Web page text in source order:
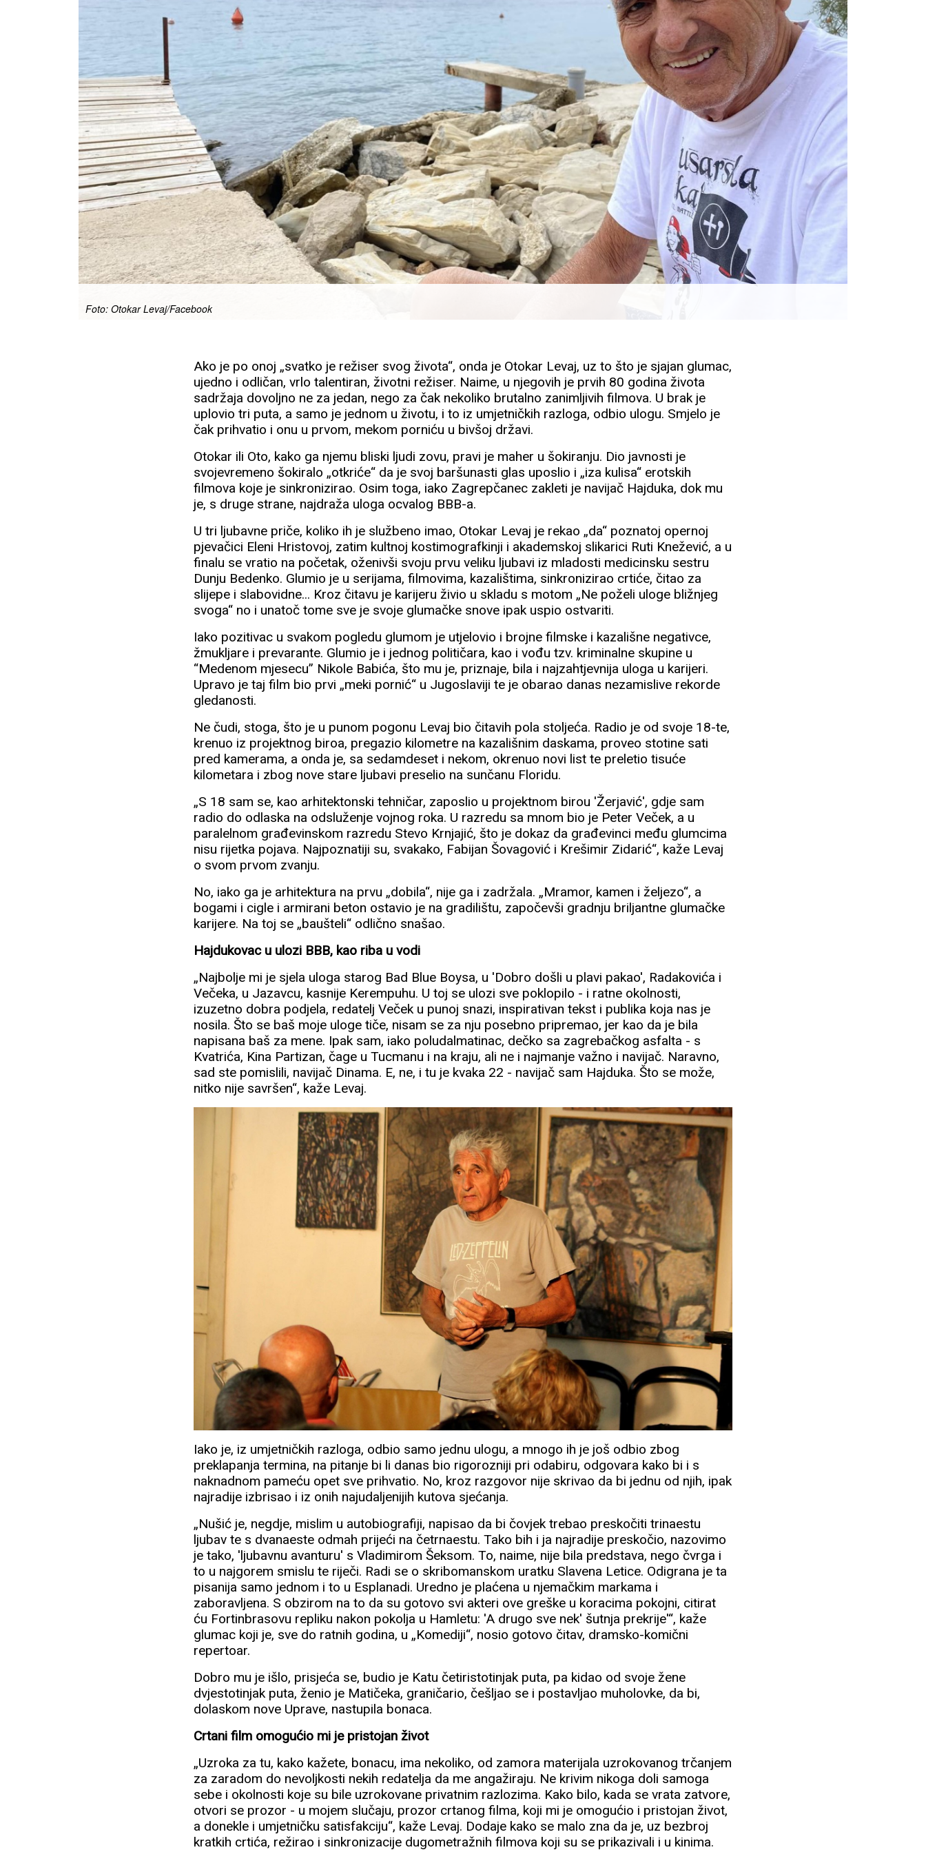
Foto: Otokar Levaj/Facebook
Ako je po onoj „svatko je režiser svog života“, onda je Otokar Levaj, uz to što je sjajan glumac,
ujedno i odličan, vrlo talentiran, životni režiser. Naime, u njegovih je prvih 80 godina života
sadržaja dovoljno ne za jedan, nego za čak nekoliko brutalno zanimljivih filmova. U brak je
uplovio tri puta, a samo je jednom u životu, i to iz umjetničkih razloga, odbio ulogu. Smjelo je
čak prihvatio i onu u prvom, mekom porniću u bivšoj državi.
Otokar ili Oto, kako ga njemu bliski ljudi zovu, pravi je maher u šokiranju. Dio javnosti je
svojevremeno šokiralo „otkriće“ da je svoj baršunasti glas uposlio i „iza kulisa“ erotskih
filmova koje je sinkronizirao. Osim toga, iako Zagrepčanec zakleti je navijač Hajduka, dok mu
je, s druge strane, najdraža uloga ocvalog BBB-a.
U tri ljubavne priče, koliko ih je službeno imao, Otokar Levaj je rekao „da“ poznatoj opernoj
pjevačici Eleni Hristovoj, zatim kultnoj kostimografkinji i akademskoj slikarici Ruti Knežević, a u
finalu se vratio na početak, oženivši svoju prvu veliku ljubavi iz mladosti medicinsku sestru
Dunju Bedenko. Glumio je u serijama, filmovima, kazalištima, sinkronizirao crtiće, čitao za
slijepe i slabovidne... Kroz čitavu je karijeru živio u skladu s motom „Ne poželi uloge bližnjeg
svoga“ no i unatoč tome sve je svoje glumačke snove ipak uspio ostvariti.
Iako pozitivac u svakom pogledu glumom je utjelovio i brojne filmske i kazališne negativce,
žmukljare i prevarante. Glumio je i jednog političara, kao i vođu tzv. kriminalne skupine u
“Medenom mjesecu” Nikole Babića, što mu je, priznaje, bila i najzahtjevnija uloga u karijeri.
Upravo je taj film bio prvi „meki pornić“ u Jugoslaviji te je obarao danas nezamislive rekorde
gledanosti.
Ne čudi, stoga, što je u punom pogonu Levaj bio čitavih pola stoljeća. Radio je od svoje 18-te,
krenuo iz projektnog biroa, pregazio kilometre na kazališnim daskama, proveo stotine sati
pred kamerama, a onda je, sa sedamdeset i nekom, okrenuo novi list te preletio tisuće
kilometara i zbog nove stare ljubavi preselio na sunčanu Floridu.
„S 18 sam se, kao arhitektonski tehničar, zaposlio u projektnom birou 'Žerjavić', gdje sam
radio do odlaska na odsluženje vojnog roka. U razredu sa mnom bio je Peter Veček, a u
paralelnom građevinskom razredu Stevo Krnjajić, što je dokaz da građevinci među glumcima
nisu rijetka pojava. Najpoznatiji su, svakako, Fabijan Šovagović i Krešimir Zidarić“, kaže Levaj
o svom prvom zvanju.
No, iako ga je arhitektura na prvu „dobila“, nije ga i zadržala. „Mramor, kamen i željezo“, a
bogami i cigle i armirani beton ostavio je na gradilištu, započevši gradnju briljantne glumačke
karijere. Na toj se „baušteli“ odlično snašao.
Hajdukovac u ulozi BBB, kao riba u vodi
„Najbolje mi je sjela uloga starog Bad Blue Boysa, u 'Dobro došli u plavi pakao', Radakovića i
Večeka, u Jazavcu, kasnije Kerempuhu. U toj se ulozi sve poklopilo - i ratne okolnosti,
izuzetno dobra podjela, redatelj Veček u punoj snazi, inspirativan tekst i publika koja nas je
nosila. Što se baš moje uloge tiče, nisam se za nju posebno pripremao, jer kao da je bila
napisana baš za mene. Ipak sam, iako poludalmatinac, dečko sa zagrebačkog asfalta - s
Kvatrića, Kina Partizan, čage u Tucmanu i na kraju, ali ne i najmanje važno i navijač. Naravno,
sad ste pomislili, navijač Dinama. E, ne, i tu je kvaka 22 - navijač sam Hajduka. Što se može,
nitko nije savršen“, kaže Levaj.
Iako je, iz umjetničkih razloga, odbio samo jednu ulogu, a mnogo ih je još odbio zbog
preklapanja termina, na pitanje bi li danas bio rigorozniji pri odabiru, odgovara kako bi i s
naknadnom pameću opet sve prihvatio. No, kroz razgovor nije skrivao da bi jednu od njih, ipak
najradije izbrisao i iz onih najudaljenijih kutova sjećanja.
„Nušić je, negdje, mislim u autobiografiji, napisao da bi čovjek trebao preskočiti trinaestu
ljubav te s dvanaeste odmah prijeći na četrnaestu. Tako bih i ja najradije preskočio, nazovimo
je tako, 'ljubavnu avanturu' s Vladimirom Šeksom. To, naime, nije bila predstava, nego čvrga i
to u najgorem smislu te riječi. Radi se o skribomanskom uratku Slavena Letice. Odigrana je ta
pisanija samo jednom i to u Esplanadi. Uredno je plaćena u njemačkim markama i
zaboravljena. S obzirom na to da su gotovo svi akteri ove greške u koracima pokojni, citirat
ću Fortinbrasovu repliku nakon pokolja u Hamletu: 'A drugo sve nek' šutnja prekrije'“, kaže
glumac koji je, sve do ratnih godina, u „Komediji“, nosio gotovo čitav, dramsko-komični
repertoar.
Dobro mu je išlo, prisjeća se, budio je Katu četiristotinjak puta, pa kidao od svoje žene
dvjestotinjak puta, ženio je Matičeka, graničario, češljao se i postavljao muholovke, da bi,
dolaskom nove Uprave, nastupila bonaca.
Crtani film omogućio mi je pristojan život
„Uzroka za tu, kako kažete, bonacu, ima nekoliko, od zamora materijala uzrokovanog trčanjem
za zaradom do nevoljkosti nekih redatelja da me angažiraju. Ne krivim nikoga doli samoga
sebe i okolnosti koje su bile uzrokovane privatnim razlozima. Kako bilo, kada se vrata zatvore,
otvori se prozor - u mojem slučaju, prozor crtanog filma, koji mi je omogućio i pristojan život,
a donekle i umjetničku satisfakciju“, kaže Levaj. Dodaje kako se malo zna da je, uz bezbroj
kratkih crtića, režirao i sinkronizacije dugometražnih filmova koji su se prikazivali i u kinima.